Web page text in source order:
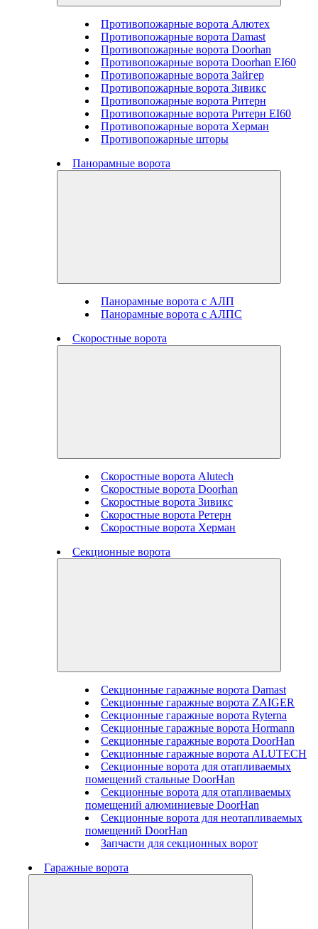
Противопожарные ворота Алютех
Противопожарные ворота Damast
Противопожарные ворота Doorhan
Противопожарные ворота Doorhan EI60
Противопожарные ворота Зайгер
Противопожарные ворота Зивикс
Противопожарные ворота Ритерн
Противопожарные ворота Ритерн EI60
Противопожарные ворота Херман
Противопожарные шторы
Панорамные ворота
Панорамные ворота с АЛП
Панорамные ворота с АЛПС
Скоростные ворота
Скоростные ворота Alutech
Скоростные ворота Doorhan
Скоростные ворота Зивикс
Скоростные ворота Ретерн
Скоростные ворота Херман
Секционные ворота
Секционные гаражные ворота Damast
Секционные гаражные ворота ZAIGER
Секционные гаражные ворота Ryterna
Секционные гаражные ворота Hormann
Секционные гаражные ворота DoorHan
Секционные гаражные ворота ALUTECH
Секционные ворота для отапливаемых
помещений стальные DoorHan
Секционные ворота для отапливаемых
помещений алюминиевые DoorHan
Секционные ворота для неотапливаемых
помещений DoorHan
Запчасти для секционных ворот
Гаражные ворота